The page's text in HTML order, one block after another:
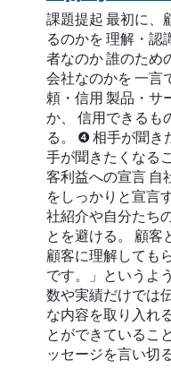
課題提起 最初に、
るのかを 理解・
者なのか 誰のため
会社なのかを ⼀⾔
頼・信⽤ 製品・サ
か、 信⽤できるも
る。 ❹ 相⼿が聞
⼿が聞きたくなる
客利益への宣⾔ ⾃
をしっかりと宣⾔
社紹介や⾃分たち
とを避ける。 顧客
顧客に理解して
です。」というよ
数や実績だけでは
な内容を取り⼊れ
とができているこ
ッセージを⾔い切る